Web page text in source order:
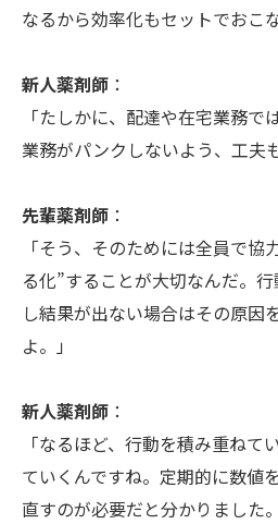
なるから効率化もセットでおこ
新人薬剤師 ：
「たしかに、配達や在宅業務で
業務がパンクしないよう、工夫
先輩薬剤師 ：
「そう、そのためには全員で協
る化”することが大切なんだ。
し結果が出ない場合はその原因
よ。」
新人薬剤師 ：
「なるほど、行動を積み重ねて
ていくんですね。定期的に数値
直すのが必要だと分かりました。